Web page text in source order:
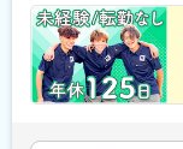
3,000円／扶養
合は時間外勤
い方】月給18
住宅手当）※運
円）は一律支
全額支給。※試